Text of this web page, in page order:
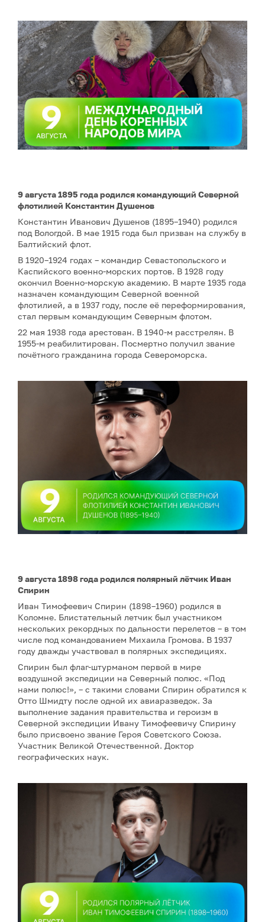
9 августа 1895 года родился командующий Северной
флотилией Константин Душенов
Константин Иванович Душенов (1895–1940) родился
под Вологдой. В мае 1915 года был призван на службу в
Балтийский флот.
В 1920–1924 годах – командир Севастопольского и
Каспийского военно-морских портов. В 1928 году
окончил Военно-морскую академию. В марте 1935 года
назначен командующим Северной военной
флотилией, а в 1937 году, после её переформирования,
стал первым командующим Северным флотом.
22 мая 1938 года арестован. В 1940-м расстрелян. В
1955-м реабилитирован. Посмертно получил звание
почётного гражданина города Североморска.
9 августа 1898 года родился полярный лётчик Иван
Спирин
Иван Тимофеевич Спирин (1898–1960) родился в
Коломне. Блистательный летчик был участником
нескольких рекордных по дальности перелетов – в том
числе под командованием Михаила Громова. В 1937
году дважды участвовал в полярных экспедициях.
Спирин был флаг-штурманом первой в мире
воздушной экспедиции на Северный полюс. «Под
нами полюс!», – с такими словами Спирин обратился к
Отто Шмидту после одной их авиаразведок. За
выполнение задания правительства и героизм в
Северной экспедиции Ивану Тимофеевичу Спирину
было присвоено звание Героя Советского Союза.
Участник Великой Отечественной. Доктор
географических наук.